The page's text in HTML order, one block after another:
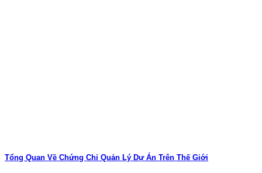
Tổng Quan Về Chứng Chỉ Quản Lý Dự Án Trên Thế Giới